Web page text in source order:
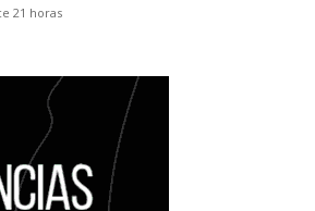
21 horas